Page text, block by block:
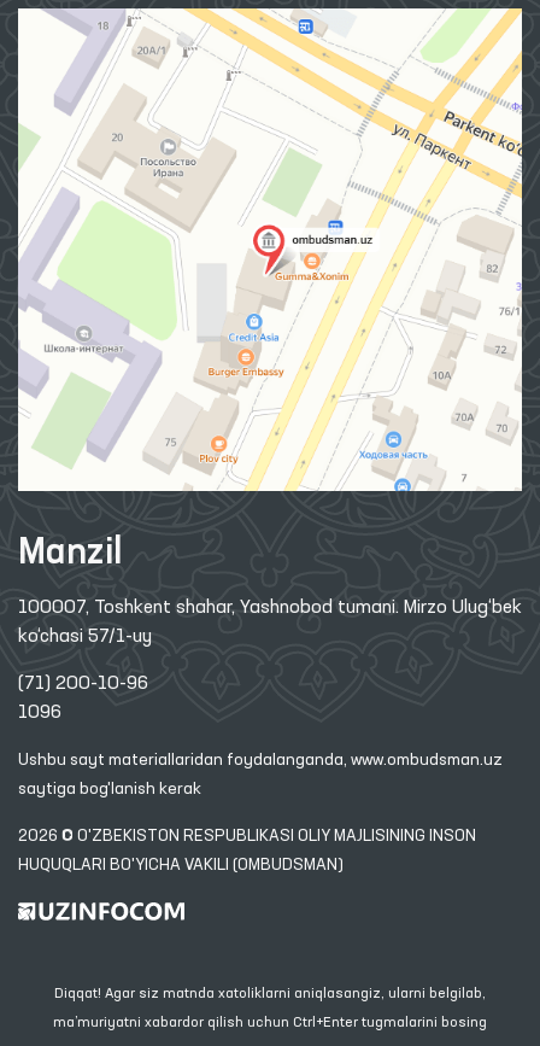
Manzil
100007, Toshkent shahar, Yashnobod tumani. Mirzo Ulug‘bek
ko‘chasi 57/1-uy
(71) 200-10-96
1096
Ushbu sayt materiallaridan foydalanganda, www.ombudsman.uz
saytiga bog'lanish kerak
2026 © O'ZBEKISTON RESPUBLIKASI OLIY MAJLISINING INSON
HUQUQLARI BO'YICHA VAKILI (OMBUDSMAN)
Diqqat! Agar siz matnda xatoliklarni aniqlasangiz, ularni belgilab,
ma’muriyatni xabardor qilish uchun Ctrl+Enter tugmalarini bosing